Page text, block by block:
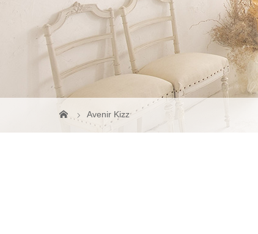
Avenir Kizz